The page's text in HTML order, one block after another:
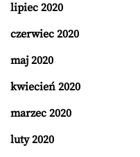
lipiec 2020
czerwiec 2020
maj 2020
kwiecień 2020
marzec 2020
luty 2020